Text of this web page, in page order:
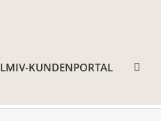
LMIV-KUNDENPORTAL